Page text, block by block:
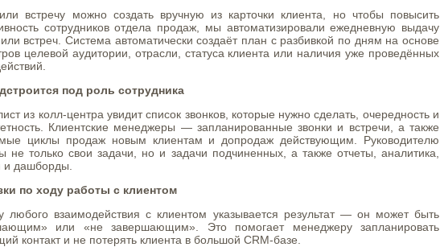
встречу можно создать вручную из карточки клиента, но чтобы повысить
сотрудников отдела продаж, мы автоматизировали ежедневную выдачу
или встреч. Система автоматически создаёт план с разбивкой по дням на основе
целевой аудитории, отрасли, статуса клиента или наличия уже проведённых
под роль сотрудника
из колл-центра увидит список звонков, которые нужно сделать, очередность и
Клиентские менеджеры — запланированные звонки и встречи, а также
циклы продаж новым клиентам и допродаж действующим. Руководителю
не только свои задачи, но и задачи подчиненных, а также отчеты, аналитика,
и дашборды.
по ходу работы с клиентом
любого взаимодействия с клиентом указывается результат — он может быть
или «не завершающим». Это помогает менеджеру запланировать
контакт и не потерять клиента в большой CRM-базе.